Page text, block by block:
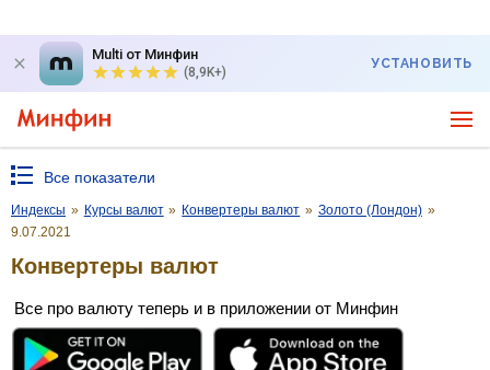
Multi от Минфин
(8,9K+)
УСТАНОВИТЬ
Все показатели
Индексы » Курсы валют » Конвертеры валют » Золото (Лондон) »
9.07.2021
Конвертеры валют
Все про валюту теперь и в приложении от Минфин